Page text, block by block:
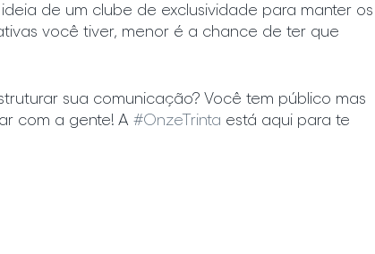
de um clube de exclusividade para manter os
você tiver, menor é a chance de ter que
sua comunicação? Você tem público mas
com a gente! A #OnzeTrinta está aqui para te